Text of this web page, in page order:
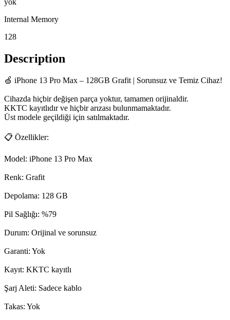
yok
Internal Memory
128
Description
🍏 iPhone 13 Pro Max – 128GB Grafit | Sorunsuz ve Temiz Cihaz!
Cihazda hiçbir değişen parça yoktur, tamamen orijinaldir.
KKTC kayıtlıdır ve hiçbir arızası bulunmamaktadır.
Üst modele geçildiği için satılmaktadır.
📋 Özellikler:
Model: iPhone 13 Pro Max
Renk: Grafit
Depolama: 128 GB
Pil Sağlığı: %79
Durum: Orijinal ve sorunsuz
Garanti: Yok
Kayıt: KKTC kayıtlı
Şarj Aleti: Sadece kablo
Takas: Yok